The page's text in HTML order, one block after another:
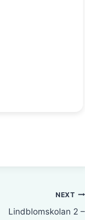
NEXT
Lindblomskolan 2 –